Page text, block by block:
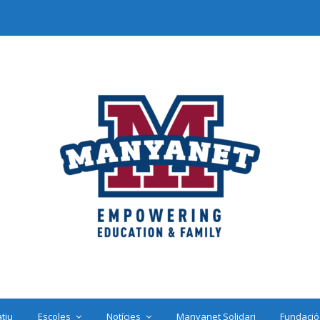
Escoles Notícies Manyanet Solidari Fundació